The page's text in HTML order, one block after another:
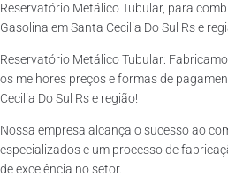
Reservatório Metálico Tubular, para
Gasolina em Santa Cecilia Do Sul Rs e
Reservatório Metálico Tubular:
os melhores preços e formas de
Cecilia Do Sul Rs e região!
Nossa empresa alcança o sucesso ao
especializados e um processo de
de excelência no setor.